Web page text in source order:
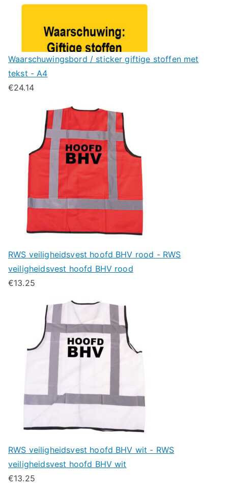
Waarschuwingsbord / sticker giftige stoffen met
tekst - A4
€24.14
RWS veiligheidsvest hoofd BHV rood - RWS
veiligheidsvest hoofd BHV rood
€13.25
RWS veiligheidsvest hoofd BHV wit - RWS
veiligheidsvest hoofd BHV wit
€13.25